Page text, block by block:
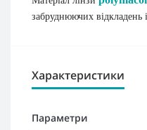
забруднюючих відкладень
Характеристики
Параметри